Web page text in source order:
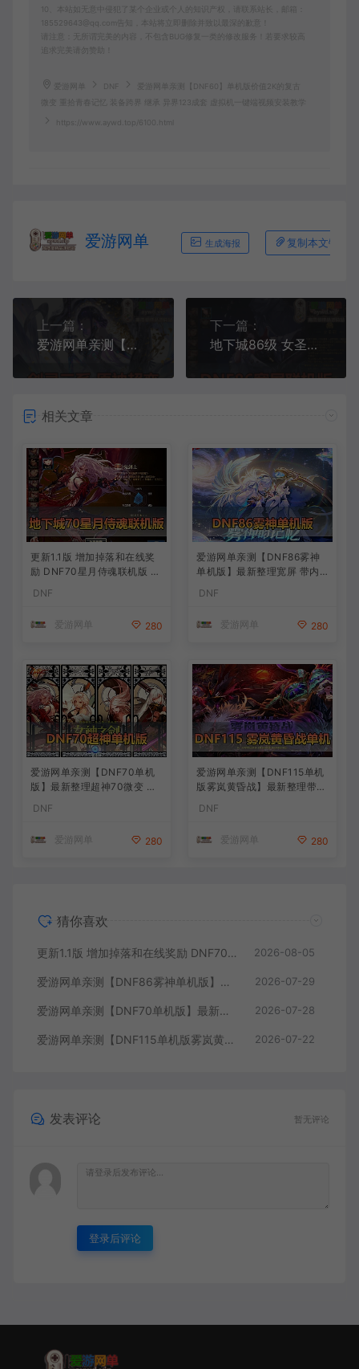
10、本站如无意中侵犯了某个企业或个人的知识产权，请联系站长，邮箱：
185529643@qq.com告知，本站将立即删除并致以最深的歉意！
请注意：无所谓完美的内容，不包含BUG修复一类的修改服务！若要求较高
追求完美请勿赞助！
爱游网单 DNF
爱游网单亲测【DNF60】单机版价值2K的复古
微变 重拾青春记忆 装备跨界 继承 异界123成套 虚拟机一键端视频安装教学
https://www.aywd.top/6100.html
爱游网单 生成海报 复制本文链接
上一篇：
爱游网单亲测【剑灵三系】原神超变单机版 无CD道具 切割装备 单人跨服内置GM带配套攻略 物品ID GM物品后台 虚拟机一键端视频安装教学
下一篇：
地下城86级 女圣职者 女鬼剑多职业可选 集成异界套装属性换装buff 智慧引导 装备时装徽章镶嵌 安图恩 卢克组队挑战 在线点券开盒子
相关文章
更新1.1版 增加掉落和在线奖
励 DNF70星月侍魂联机版 丰
辟邪玉 皮肤外观 BUFF技能徽
珠等 在线点 装备靠爆
DNF
爱游网单 280
爱游网单亲测【DNF86雾神
单机版】最新整理宽屏 带内
新深渊副本 技能护石 虚拟机
DNF
爱游网单 280
爱游网单亲测【DNF70单机
版】最新整理超神70微变 魂
内辅 异次元护石宝珠 未加密
教学
DNF
爱游网单 280
爱游网单亲测【DNF115单机
版雾岚黄昏战】最新整理带魔
鬼剑女格斗新模型 美神 雾岚
机一键端 视频安装教学
DNF
爱游网单 280
猜你喜欢
更新1.1版 增加掉落和在线奖励 DNF70星月侍魂联机版 丰富异次元技能装备词条 护石 辟邪玉 皮肤外观 BUFF技能徽章 史诗装备特效徽章 技能宝珠等 在线点 装备靠爆 2026-08-05
爱游网单亲测【DNF86雾神单机版】最新整理宽屏 带内辅便捷 新技能 界面UI 大冰龙 新深渊副本 技能护石 虚拟机一键端 视频安装教学 2026-07-29
爱游网单亲测【DNF70单机版】最新整理超神70微变 魂图 异界 安图恩 四小龙 镶嵌 内辅 异次元护石宝珠 未加密PVF虚拟机一键端 视频安装教学 2026-07-28
爱游网单亲测【DNF115单机版雾岚黄昏战】最新整理带魔枪三职业 女鬼剑 女圣职者 男鬼剑女格斗新模型 美神 雾岚副本 太初装备 快捷内辅 虚拟机一键端 视频安装教学 2026-07-22
发表评论 暂无评论
登录后评论